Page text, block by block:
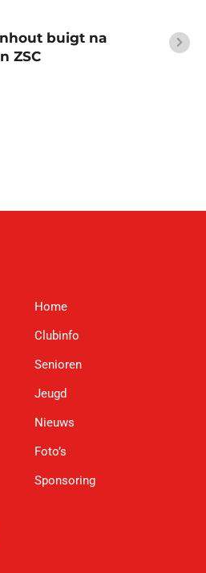
buigt na
ZSC
Home
Clubinfo
Senioren
Jeugd
Nieuws
Foto’s
Sponsoring